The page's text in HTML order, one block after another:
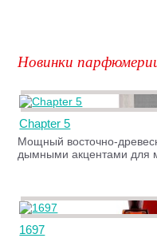
Новинки
Chapter 5
Мощный восточно-
дымными акцентами для
1697